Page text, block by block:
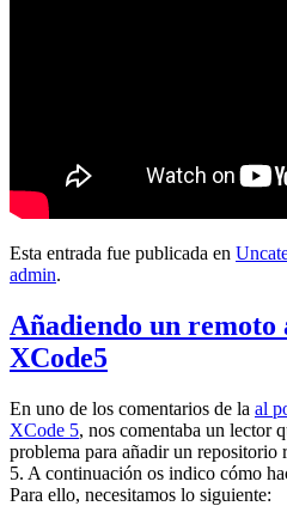
Esta entrada fue publicada en
admin.
Añadiendo un remoto
XCode5
En uno de los comentarios de la al
XCode 5, nos comentaba un lector
problema para añadir un
5. A continuación os indico cómo
Para ello, necesitamos lo siguiente: